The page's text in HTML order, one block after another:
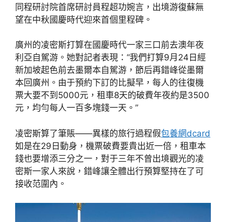
同程研討院首席研討員程超功婉言，出境游復蘇無
望在中秋國慶時代迎來首個里程碑。
廣州的凌密斯打算在國慶時代一家三口前去澳年夜
利亞自駕游。她對記者表現：“我們打算9月24日經
新加坡起色前去墨爾本自駕游，節后再錯峰從墨爾
本回廣州。由于預約下訂的比擬早，每人的往復機
票大要不到5000元，租車8天的破費年夜約是3500
元，均勻每人一百多塊錢一天。”
凌密斯算了筆賬——異樣的旅行過程假包養網dcard
如是在29日動身，機票破費要貴出近一倍，租車本
錢也要增添三分之一，對于三年不曾出境觀光的凌
密斯一家人來說，錯峰讓全體出行預算堅持在了可
接收范圍內。